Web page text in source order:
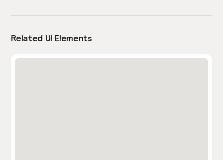
Related UI Elements